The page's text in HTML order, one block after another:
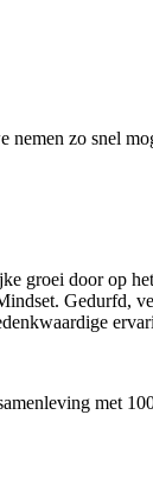
nemen zo snel
groei door op
Gedurfd,
met